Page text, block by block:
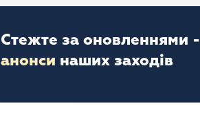
Стежте за оновленнями -
анонси наших заходів